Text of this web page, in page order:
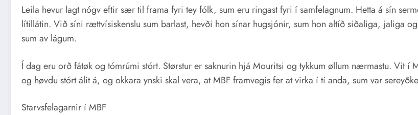
Leila hevur lagt nógv eftir sær til frama fyri tey fólk, sum eru ringast fyri í samfelagnum. Hetta á sín
lítillátin. Við síni rættvísiskenslu sum barlast, hevði hon sínar hugsjónir, sum hon altíð siðaliga, jaliga
sum av lágum.
Í dag eru orð fátøk og tómrúmi stórt. Størstur er saknurin hjá Mouritsi og tykkum øllum nærmastu. Vit í
og høvdu stórt álit á, og okkara ynski skal vera, at MBF framvegis fer at virka í tí anda, sum var
Starvsfelagarnir í MBF